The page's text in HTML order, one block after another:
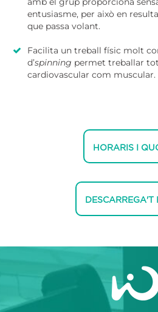
entusiasme, per això en
que passa volant.
Facilita un treball físic molt
d’spinning permet treballar
cardiovascular com muscular.
HORARIS I
DESCARREGA'T